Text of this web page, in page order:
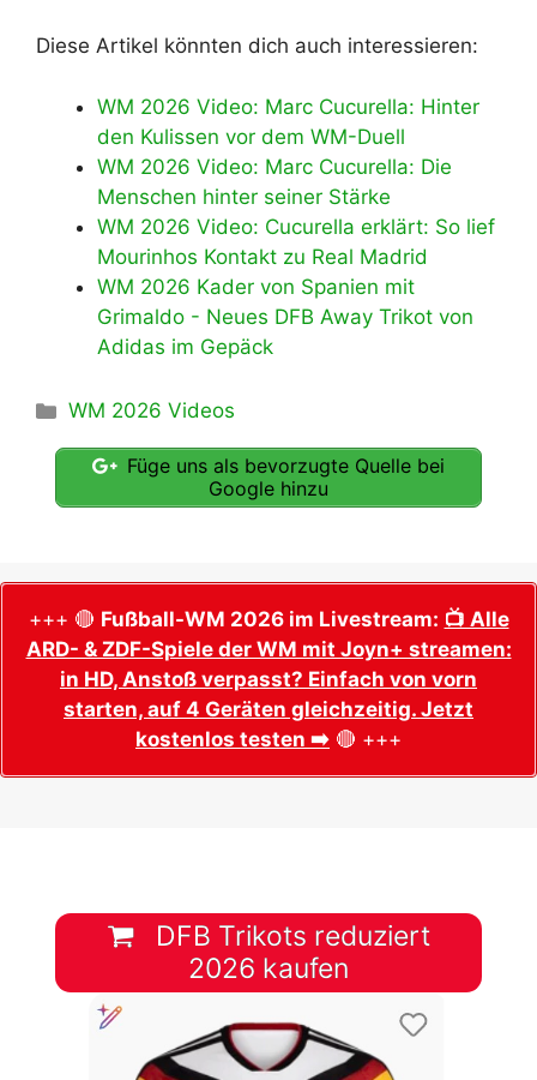
Diese Artikel könnten dich auch interessieren:
WM 2026 Video: Marc Cucurella: Hinter
den Kulissen vor dem WM-Duell
WM 2026 Video: Marc Cucurella: Die
Menschen hinter seiner Stärke
WM 2026 Video: Cucurella erklärt: So lief
Mourinhos Kontakt zu Real Madrid
WM 2026 Kader von Spanien mit
Grimaldo - Neues DFB Away Trikot von
Adidas im Gepäck
Kategorien
WM 2026 Videos
Füge uns als bevorzugte Quelle bei
Google hinzu
+++ 🔴 Fußball-WM 2026 im Livestream: 📺 Alle
ARD- & ZDF-Spiele der WM mit Joyn+ streamen:
in HD, Anstoß verpasst? Einfach von vorn
starten, auf 4 Geräten gleichzeitig. Jetzt
kostenlos testen ➡️ 🔴 +++
DFB Trikots reduziert
2026 kaufen